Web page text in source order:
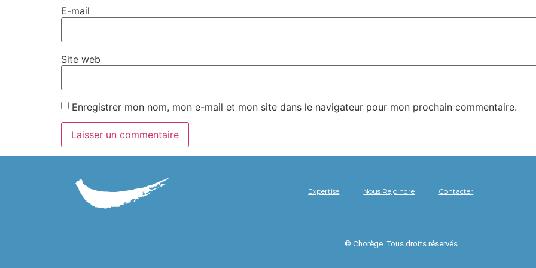
E-mail
Site web
Enregistrer mon nom, mon e-mail et mon site dans le navigateur pour mon prochain commentaire.
Expertise Nous Rejoindre Contacter
© Chorège. Tous droits réservés.